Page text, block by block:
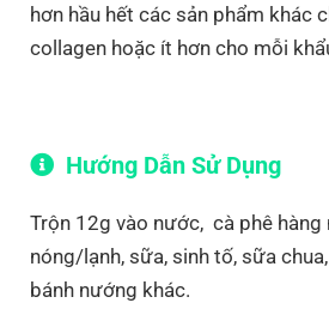
hơn hầu hết các sản phẩm khác
collagen hoặc ít hơn cho mỗi
Hướng Dẫn Sử Dụng
Trộn 12g vào nước, cà phê hàng
nóng/lạnh, sữa, sinh tố, sữa
bánh nướng khác.